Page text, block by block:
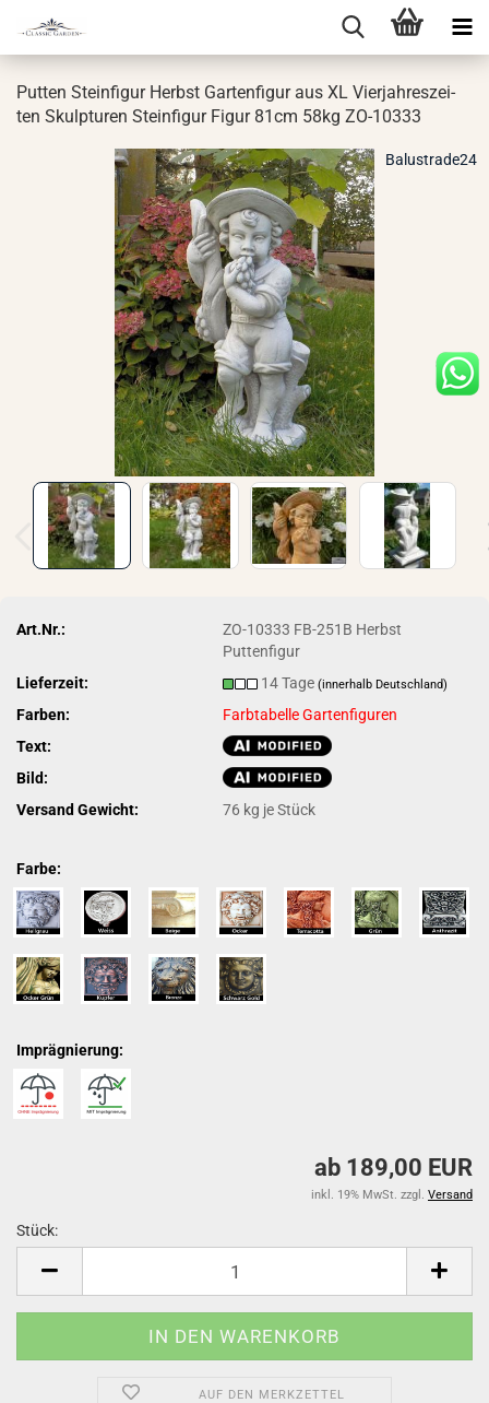
Put­ten Stein­fi­gur Herbst Gar­ten­fi­gur aus XL Vier­jah­res­zei­
ten Skulp­tu­ren Stein­fi­gur Figur 81cm 58kg ZO-​10333
Balustrade24
Art.Nr.:
ZO-10333 FB-251B Herbst
Puttenfigur
Lieferzeit:
14 Tage(innerhalb Deutschland)
Farben:
Farbtabelle Gartenfiguren
Text:
Bild:
Versand Gewicht:
76 kg je Stück
Farbe:
Imprägnierung:
ab 189,00 EUR
inkl. 19% MwSt. zzgl. Versand
Stück:
AUF DEN MERKZETTEL